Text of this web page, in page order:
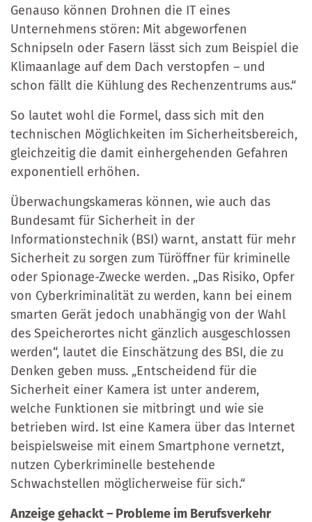
Genauso können Drohnen die IT eines
Unternehmens stören: Mit abgeworfenen
Schnipseln oder Fasern lässt sich zum Beispiel die
Klimaanlage auf dem Dach verstopfen – und
schon fällt die Kühlung des Rechenzentrums aus.“
So lautet wohl die Formel, dass sich mit den
technischen Möglichkeiten im Sicherheitsbereich,
gleichzeitig die damit einhergehenden Gefahren
exponentiell erhöhen.
Überwachungskameras können, wie auch das
Bundesamt für Sicherheit in der
Informationstechnik (BSI) warnt, anstatt für mehr
Sicherheit zu sorgen zum Türöffner für kriminelle
oder Spionage-Zwecke werden. „Das Risiko, Opfer
von Cyberkriminalität zu werden, kann bei einem
smarten Gerät jedoch unabhängig von der Wahl
des Speicherortes nicht gänzlich ausgeschlossen
werden“, lautet die Einschätzung des BSI, die zu
Denken geben muss. „Entscheidend für die
Sicherheit einer Kamera ist unter anderem,
welche Funktionen sie mitbringt und wie sie
betrieben wird. Ist eine Kamera über das Internet
beispielsweise mit einem Smartphone vernetzt,
nutzen Cyberkriminelle bestehende
Schwachstellen möglicherweise für sich.“
Anzeige gehackt – Probleme im Berufsverkehr